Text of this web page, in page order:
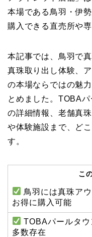
本場である鳥羽・伊
購入できる直売所や
本記事では、鳥羽で
真珠取り出し体験、
の本場ならではの魅
とめました。TOBA
の詳細情報、老舗真
や体験施設まで、ど
す。
こ
鳥羽には真珠ア
お得に購入可能
TOBAパールタ
多数存在